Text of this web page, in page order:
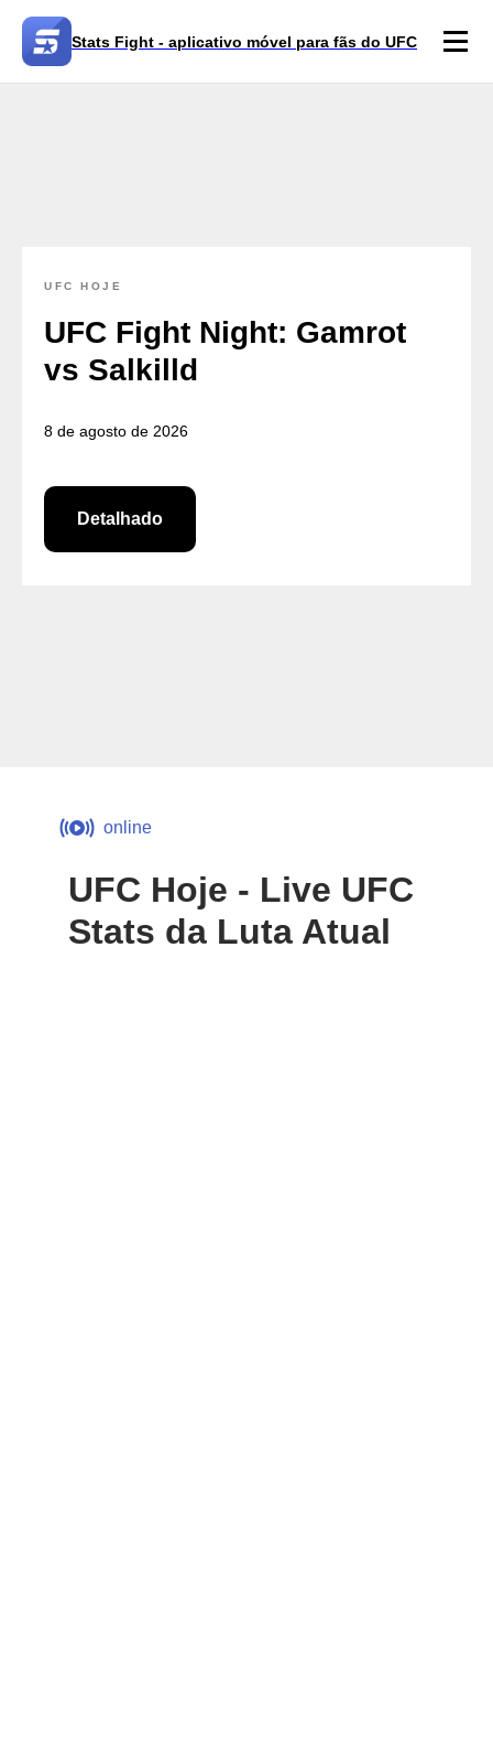
Stats Fight - aplicativo móvel para fãs do UFC
UFC HOJE
UFC Fight Night: Gamrot
vs Salkilld
8 de agosto de 2026
Detalhado
online
UFC Hoje - Live UFC
Stats da Luta Atual